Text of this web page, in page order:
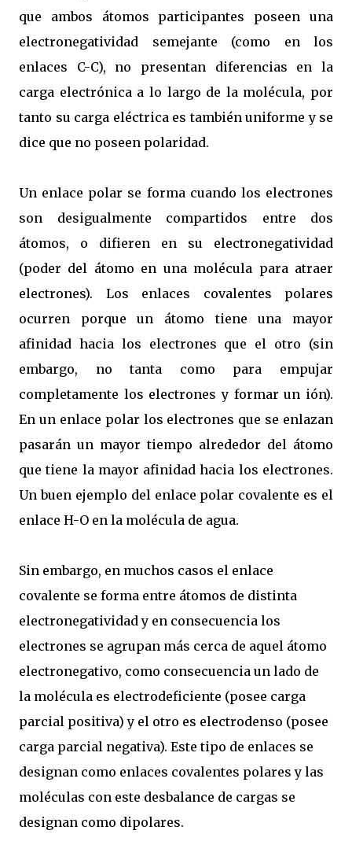
que ambos átomos participantes poseen una
electronegatividad semejante (como en los
enlaces C-C), no presentan diferencias en la
carga electrónica a lo largo de la molécula, por
tanto su carga eléctrica es también uniforme y se
dice que no poseen polaridad.
Un enlace polar se forma cuando los electrones
son desigualmente compartidos entre dos
átomos, o difieren en su electronegatividad
(poder del átomo en una molécula para atraer
electrones). Los enlaces covalentes polares
ocurren porque un átomo tiene una mayor
afinidad hacia los electrones que el otro (sin
embargo, no tanta como para empujar
completamente los electrones y formar un ión).
En un enlace polar los electrones que se enlazan
pasarán un mayor tiempo alrededor del átomo
que tiene la mayor afinidad hacia los electrones.
Un buen ejemplo del enlace polar covalente es el
enlace H-O en la molécula de agua.
Sin embargo, en muchos casos el enlace
covalente se forma entre átomos de distinta
electronegatividad y en consecuencia los
electrones se agrupan más cerca de aquel átomo
electronegativo, como consecuencia un lado de
la molécula es electrodeficiente (posee carga
parcial positiva) y el otro es electrodenso (posee
carga parcial negativa). Este tipo de enlaces se
designan como enlaces covalentes polares y las
moléculas con este desbalance de cargas se
designan como dipolares.